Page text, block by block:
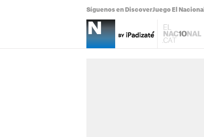
Síguenos en DiscoverJuego El Nacional